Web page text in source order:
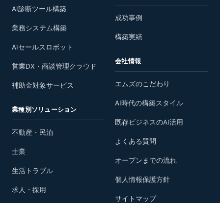
AI診断ツール構築
業務システム構築
AIセールスロボット
営業DX・商談管理クラウド
補助金対象サービス
業種別ソリューション
不動産・民泊
士業
生活トラブル
求人・採用
成功事例
構築実績
会社情報
エムズのこだわり
AI時代の構築スタイル
既存ビジネスのAI活用
よくある質問
オープンまでの流れ
個人情報保護方針
サイトマップ